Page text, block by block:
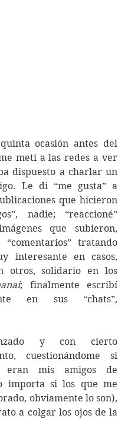
ocasión antes del
metí a las redes a ver
dispuesto a charlar un
Le di “me gusta” a
que hicieron
nadie; “reaccioné”
que subieron,
“comentarios” tratando
interesante en casos,
otros, solidario en los
; finalmente escribí
en sus “chats”,
y con cierto
cuestionándome si
eran mis amigos de
importa si los que me
obviamente lo son),
a colgar los ojos de la